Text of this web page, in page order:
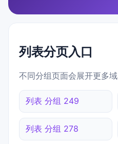
列表分页入口
不同分组页面会展开更多
列表 分组 249
列表 分组 278